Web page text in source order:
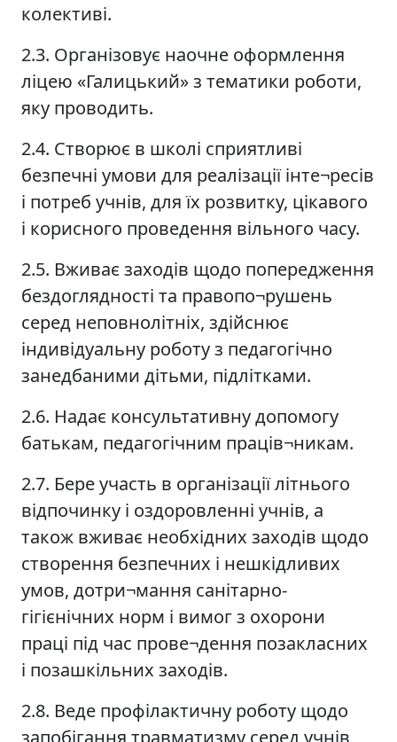
колективі.
2.3. Організовує наочне оформлення
ліцею «Галицький» з тематики роботи,
яку проводить.
2.4. Створює в школі сприятливі
безпечні умови для реалізації інте¬ресів
і потреб учнів, для їх розвитку, цікавого
і корисного проведення вільного часу.
2.5. Вживає заходів щодо попередження
бездоглядності та правопо¬рушень
серед неповнолітніх, здійснює
індивідуальну роботу з педагогічно
занедбаними дітьми, підлітками.
2.6. Надає консультативну допомогу
батькам, педагогічним праців¬никам.
2.7. Бере участь в організації літнього
відпочинку і оздоровленні учнів, а
також вживає необхідних заходів щодо
створення безпечних і нешкідливих
умов, дотри¬мання санітарно-
гігієнічних норм і вимог з охорони
праці під час прове¬дення позакласних
і позашкільних заходів.
2.8. Веде профілактичну роботу щодо
запобігання травматизму серед учнів,